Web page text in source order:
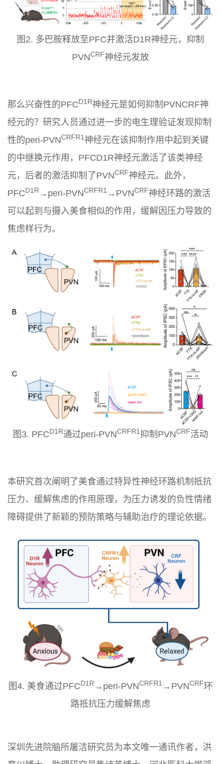
图2. 多巴胺释放至PFC并激活D1R神经元，抑制
PVNCRF神经元发放
那么兴奋性的PFC D1R神经元是如何抑制PVNCRF神
经元的？研究人员通过进一步的电生理验证发现抑制
性的peri-PVNCRFR1神经元在该抑制作用中起到关键
的中继换元作用，PFCD1R神经元激活了该类神经
元，后者的激活抑制了PVNCRF神经元。此外，
PFC D1R →peri-PVNCRFR1 →PVNCRF神经环路的激活
可以起到与摄入美食相似的作用，缓解因压力导致的
焦虑样行为。
图3. PFC D1R通过peri-PVNCRFR1 抑制 PVNCRF活动
本研究首次阐明了美食通过特异性神经环路机制抵抗
压力、缓解焦虑的作用原理，为压力诱发的负性情绪
障碍提供了新颖的预防策略与辅助治疗的理论依据。
图4. 美食通过PFC D1R →peri-PVNCRFR1 →PVNCRF环
路抵抗压力缓解焦虑
深圳先进院脑所屠洁研究员为本文唯一通讯作者，洪